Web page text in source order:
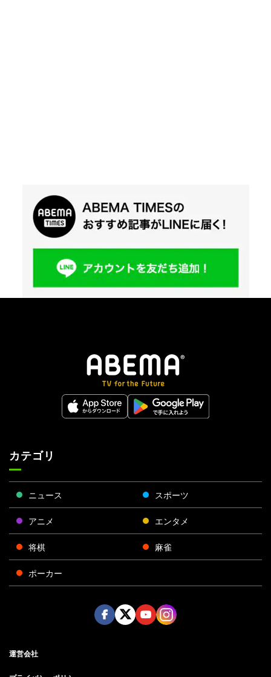
カテゴリ
ニュース スポーツ
アニメ エンタメ
将棋 麻雀
ポーカー
運営会社